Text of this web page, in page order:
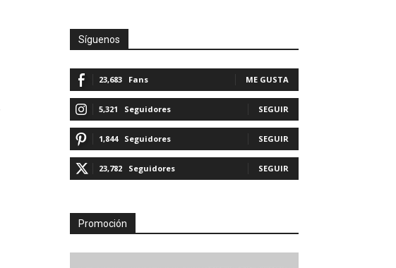
Síguenos
23,683 Fans ME GUSTA
5,321 Seguidores SEGUIR
1,844 Seguidores SEGUIR
23,782 Seguidores SEGUIR
Promoción